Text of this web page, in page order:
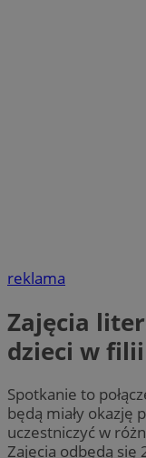
reklama
Zajęcia
dzieci w
Spotkanie to
będą miały okazję
uczestniczyć w
Zajęcia odbędą się